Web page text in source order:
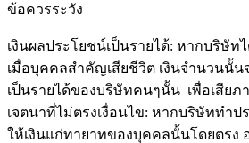
ข้อควรระวัง
เงินผลประโยชน์เป็นรายได้: หากบริษัท
เมื่อบุคคลสำคัญเสียชีวิต เงินจำนวนนั้
เป็นรายได้ของบริษัทคนๆนั้น เพื่อเสียภ
เจตนาที่ไม่ตรงเงื่อนไข: หากบริษัททำป
ให้เงินแก่ทายาทของบุคคลนั้นโดยตรง